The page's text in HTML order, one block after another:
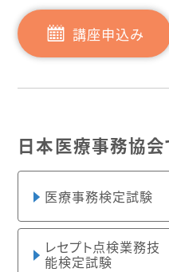
講座申込み
日本医療事務協
医療事務検定試験
レセプト点検業務技
能検定試験